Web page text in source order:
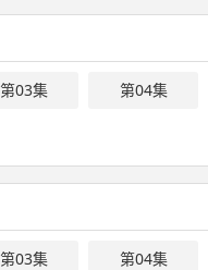
第03集 第04集
第03集 第04集